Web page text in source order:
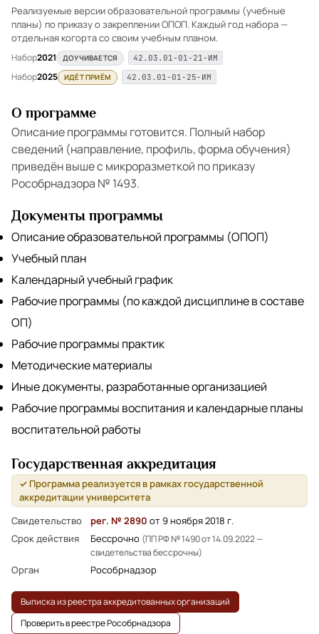
Реализуемые версии образовательной программы (учебные
планы) по приказу о закреплении ОПОП. Каждый год набора —
отдельная когорта со своим учебным планом.
Набор2021 ДОУЧИВАЕТСЯ 42.03.01-01-21-ИМ
Набор2025 ИДЁТ ПРИЁМ 42.03.01-01-25-ИМ
О программе
Описание программы готовится. Полный набор
сведений (направление, профиль, форма обучения)
приведён выше с микроразметкой по приказу
Рособрнадзора № 1493.
Документы программы
Описание образовательной программы (ОПОП)
Учебный план
Календарный учебный график
Рабочие программы (по каждой дисциплине в составе
ОП)
Рабочие программы практик
Методические материалы
Иные документы, разработанные организацией
Рабочие программы воспитания и календарные планы
воспитательной работы
Государственная аккредитация
✓ Программа реализуется в рамках государственной
аккредитации университета
Свидетельство
рег. № 2890 от 9 ноября 2018 г.
Срок действия
Бессрочно (ПП РФ № 1490 от 14.09.2022 —
свидетельства бессрочны)
Орган Рособрнадзор
Выписка из реестра аккредитованных организаций
Проверить в реестре Рособрнадзора